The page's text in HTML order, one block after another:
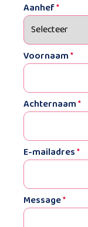
Aanhef*
Voornaam*
Achternaam*
E-mailadres*
Message*